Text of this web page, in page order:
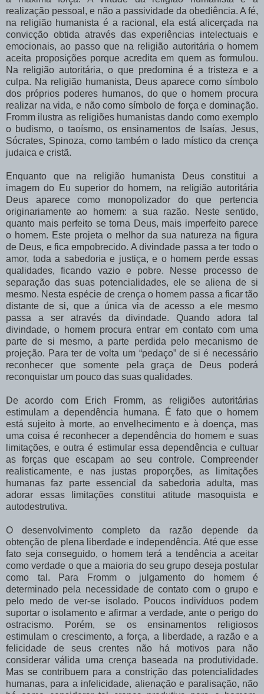
realização pessoal, e não a passividade da obediência. A fé,
na religião humanista é a racional, ela está alicerçada na
convicção obtida através das experiências intelectuais e
emocionais, ao passo que na religião autoritária o homem
aceita proposições porque acredita em quem as formulou.
Na religião autoritária, o que predomina é a tristeza e a
culpa. Na religião humanista, Deus aparece como símbolo
dos próprios poderes humanos, do que o homem procura
realizar na vida, e não como símbolo de força e dominação.
Fromm ilustra as religiões humanistas dando como exemplo
o budismo, o taoísmo, os ensinamentos de Isaías, Jesus,
Sócrates, Spinoza, como também o lado místico da crença
judaica e cristã.
Enquanto que na religião humanista Deus constitui a
imagem do Eu superior do homem, na religião autoritária
Deus aparece como monopolizador do que pertencia
originariamente ao homem: a sua razão. Neste sentido,
quanto mais perfeito se torna Deus, mais imperfeito parece
o homem. Este projeta o melhor da sua natureza na figura
de Deus, e fica empobrecido. A divindade passa a ter todo o
amor, toda a sabedoria e justiça, e o homem perde essas
qualidades, ficando vazio e pobre. Nesse processo de
separação das suas potencialidades, ele se aliena de si
mesmo. Nesta espécie de crença o homem passa a ficar tão
distante de si, que a única via de acesso a ele mesmo
passa a ser através da divindade. Quando adora tal
divindade, o homem procura entrar em contato com uma
parte de si mesmo, a parte perdida pelo mecanismo de
projeção. Para ter de volta um “pedaço” de si é necessário
reconhecer que somente pela graça de Deus poderá
reconquistar um pouco das suas qualidades.
De acordo com Erich Fromm, as religiões autoritárias
estimulam a dependência humana. É fato que o homem
está sujeito à morte, ao envelhecimento e à doença, mas
uma coisa é reconhecer a dependência do homem e suas
limitações, e outra é estimular essa dependência e cultuar
as forças que escapam ao seu controle. Compreender
realisticamente, e nas justas proporções, as limitações
humanas faz parte essencial da sabedoria adulta, mas
adorar essas limitações constitui atitude masoquista e
autodestrutiva.
O desenvolvimento completo da razão depende da
obtenção de plena liberdade e independência. Até que esse
fato seja conseguido, o homem terá a tendência a aceitar
como verdade o que a maioria do seu grupo deseja postular
como tal. Para Fromm o julgamento do homem é
determinado pela necessidade de contato com o grupo e
pelo medo de ver-se isolado. Poucos indivíduos podem
suportar o isolamento e afirmar a verdade, ante o perigo do
ostracismo. Porém, se os ensinamentos religiosos
estimulam o crescimento, a força, a liberdade, a razão e a
felicidade de seus crentes não há motivos para não
considerar válida uma crença baseada na produtividade.
Mas se contribuem para a constrição das potencialidades
humanas, para a infelicidade, alienação e paralisação, não